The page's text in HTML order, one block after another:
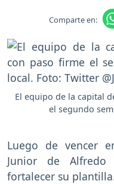
Comparte en:
El equipo de la capital
el segundo
Luego de vencer
Junior de Alfredo
fortalecer su